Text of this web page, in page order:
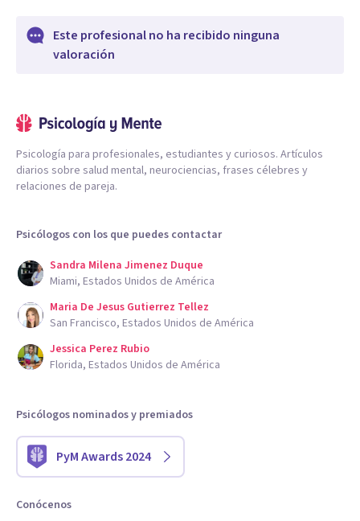
Este profesional no ha recibido ninguna
valoración
Psicología para profesionales, estudiantes y curiosos. Artículos
diarios sobre salud mental, neurociencias, frases célebres y
relaciones de pareja.
Psicólogos con los que puedes contactar
Sandra Milena Jimenez Duque
Miami, Estados Unidos de América
Maria De Jesus Gutierrez Tellez
San Francisco, Estados Unidos de América
Jessica Perez Rubio
Florida, Estados Unidos de América
Psicólogos nominados y premiados
PyM Awards 2024
Conócenos